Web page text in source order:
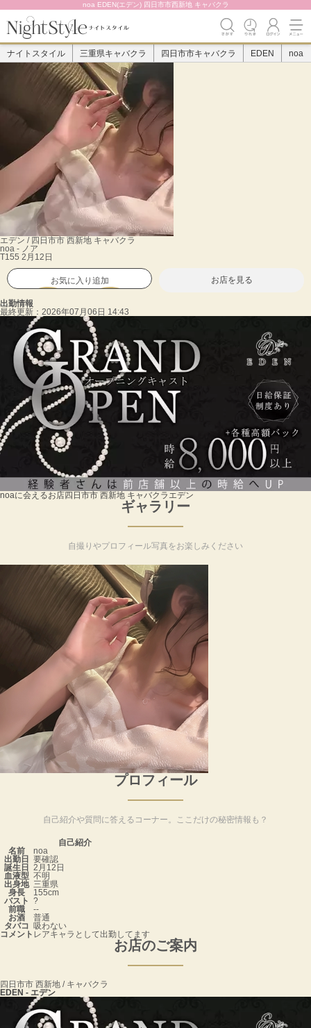
noa EDEN(エデン) 四日市市西新地 キャバクラ
ナイトスタイル 三重県キャバクラ 四日市市キャバクラ EDEN noa
エデン / 四日市市 西新地 キャバクラ
noa - ノア
T155 2月12日
お気に入り追加 お店を見る
出勤情報
最終更新： 2026年07月06日 14:43
noaに会えるお店四日市市 西新地 キャバクラ エデン
ギャラリー
自撮りやプロフィール写真をお楽しみください
プロフィール
自己紹介や質問に答えるコーナー。ここだけの秘密情報も？
自己紹介
名前
noa
出勤日
要確認
誕生日
2月12日
血液型 不明
出身地 三重県
身長
155cm
バスト ?
前職
--
お酒
普通
タバコ 吸わない
コメント レアキャラとして出勤してます
お店のご案内
四日市市 西新地 / キャバクラ
EDEN - エデン